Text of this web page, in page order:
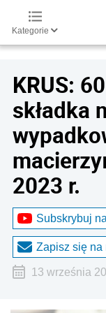
Kategorie
KRUS:
składka
2023 r.
Subskrybuj
Zapisz się na
13 września